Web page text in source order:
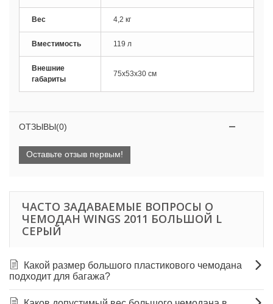
Вес 4,2 кг
Вместимость 119 л
Внешние
габариты
75х53х30 см
ОТЗЫВЫ(0)
Оставьте отзыв первым!
ЧАСТО ЗАДАВАЕМЫЕ ВОПРОСЫ О
ЧЕМОДАН WINGS 2011 БОЛЬШОЙ L
СЕРЫЙ
Какой размер большого пластикового чемодана
подходит для багажа?